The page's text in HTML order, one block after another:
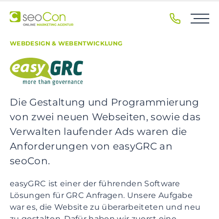
k
p
o
p
i
a
r
y
n
v
i
g
a
WEBDESIGN & WEBENTWICKLUNG
Die Gestaltung und Programmierung
von zwei neuen Webseiten, sowie das
Verwalten laufender Ads waren die
Anforderungen von easyGRC an
seoCon.
easyGRC ist einer der führenden Software
Lösungen für GRC Anfragen. Unsere Aufgabe
war es, die Website zu überarbeiteten und neu